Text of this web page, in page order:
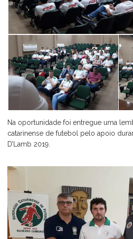
Na oportunidade foi entregue uma
catarinense de futebol pelo apoio
D’Lamb 2019.